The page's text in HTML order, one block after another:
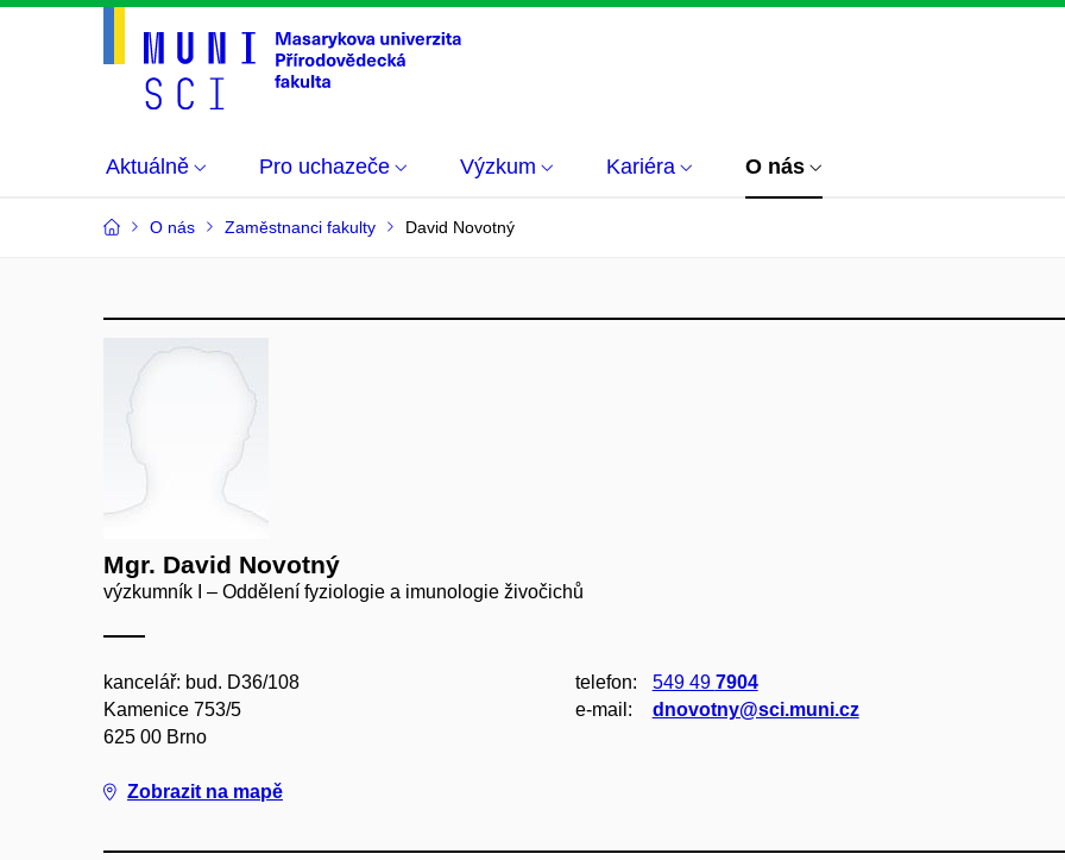
Aktuálně Pro uchazeče Výzkum Kariéra O nás
O nás Zaměstnanci fakulty David Novotný
Mgr. David Novotný
výzkumník I – Oddělení fyziologie a imunologie živočichů
kancelář: bud. D36/108
Kamenice 753/5
625 00 Brno
Zobrazit na mapě
telefon: 549 49 7904
e‑mail:
dnovotny@sci.muni.cz